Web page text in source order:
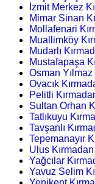
İzmit Merkez
Mimar Sinan
Mollafenari
Muallimköy
Mudarlı
Mustafapaşa
Osman
Ovacık
Pelitli
Sultan Orhan
Tatlıkuyu
Tavşanlı
Tepemanayır
Ulus
Yağcılar
Yavuz Selim